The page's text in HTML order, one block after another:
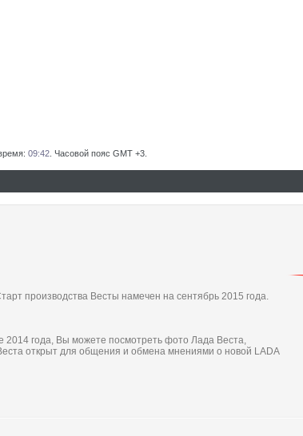
09:42 . Часовой пояс GMT +3.
производства Весты намечен на сентябрь 2015 года.
2014 года, Вы можете посмотреть фото Лада Веста,
открыт для общения и обмена мнениями о новой LADA